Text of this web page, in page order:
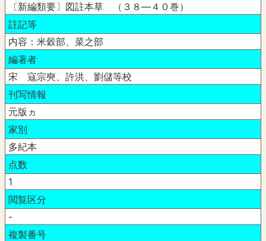
〔新編類要〕図註本草 （３８―４０巻）
註記等
内容：米穀部、菜之部
編著者
宋 寇宗奭、許洪、劉儲等校
刊写情報
元版ヵ
家別
多紀本
点数
1
閲覧区分
-
複製番号